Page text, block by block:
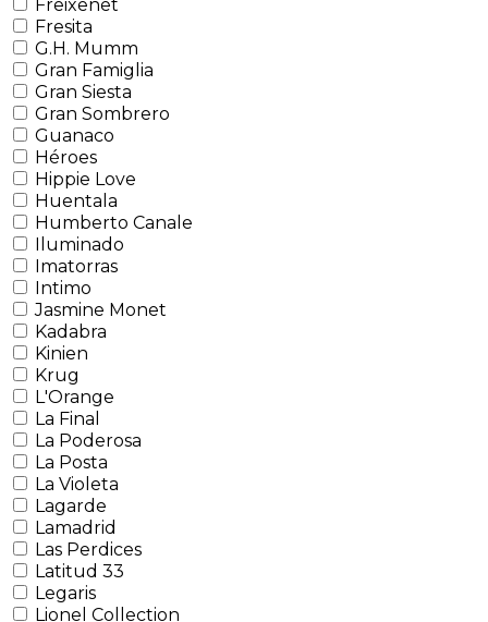
Freixenet
Fresita
G.H. Mumm
Gran Famiglia
Gran Siesta
Gran Sombrero
Guanaco
Héroes
Hippie Love
Huentala
Humberto Canale
Iluminado
Imatorras
Intimo
Jasmine Monet
Kadabra
Kinien
Krug
L'Orange
La Final
La Poderosa
La Posta
La Violeta
Lagarde
Lamadrid
Las Perdices
Latitud 33
Legaris
Lionel Collection